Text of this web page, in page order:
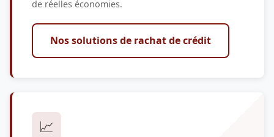
de réelles économies.
Nos solutions de rachat de crédit
📈